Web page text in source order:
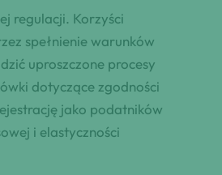
regulacji. Korzyści
spełnienie warunków
uproszczone procesy
dotyczące zgodności
jako podatników
i elastyczności